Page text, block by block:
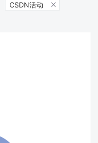
CSDN活动 